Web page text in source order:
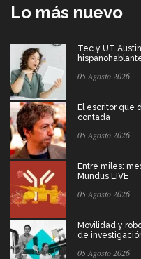
Lo más nuevo
Tec y UT
05 Agosto 2026
El escritor que
contada
05 Agosto 2026
Entre miles:
Mundus LIVE
05 Agosto 2026
Movilidad y
de
05 Agosto 2026